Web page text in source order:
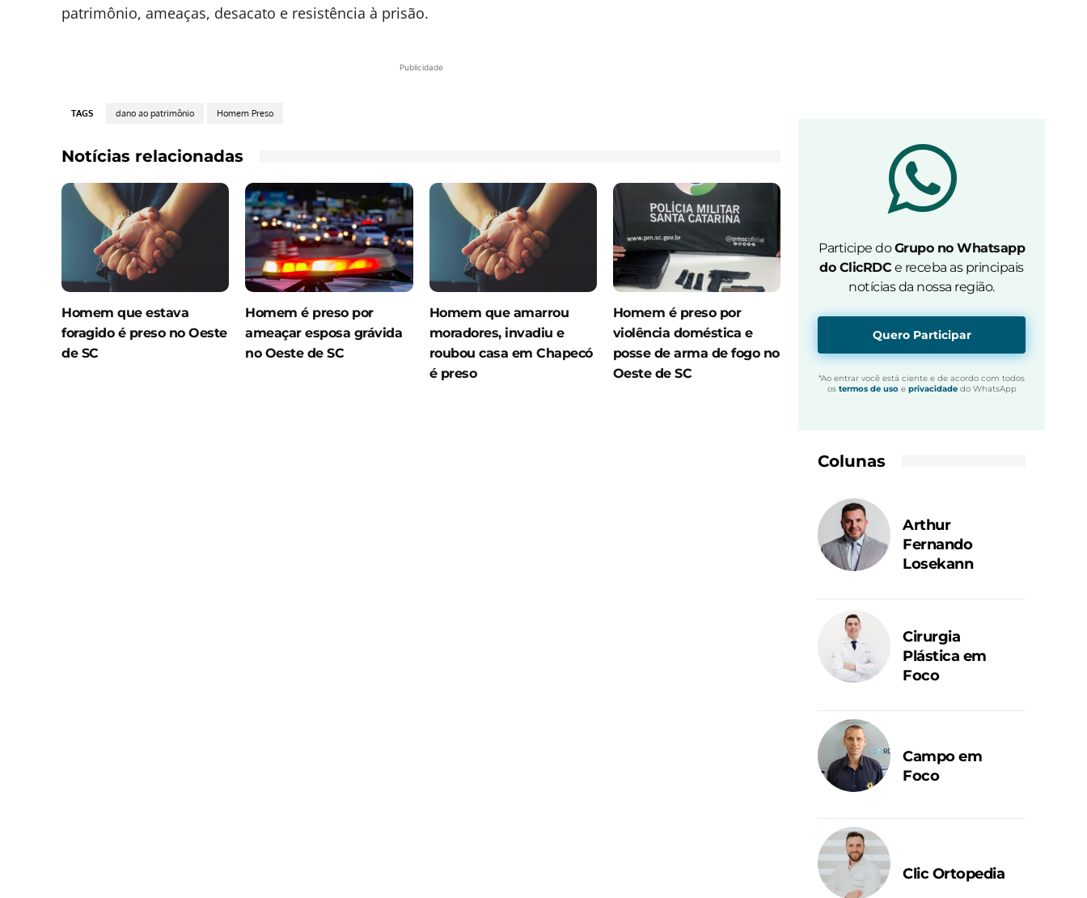
patrimônio, ameaças, desacato e resistência à prisão.
Publicidade
TAGS dano ao patrimônio Homem Preso
Notícias relacionadas
Homem que estava
foragido é preso no Oeste
de SC
Homem é preso por
ameaçar esposa grávida
no Oeste de SC
Homem que amarrou
moradores, invadiu e
roubou casa em Chapecó
é preso
Homem é preso por
violência doméstica e
posse de arma de fogo no
Oeste de SC
Participe doGrupo no Whatsapp
do ClicRDC e receba as principais
notícias da nossa região.
Quero Participar
*Ao entrar você está ciente e de acordo com todos
os termos de usoe privacidadedo WhatsApp
Colunas
Arthur
Fernando
Losekann
Cirurgia
Plástica em
Foco
Campo em
Foco
Clic Ortopedia